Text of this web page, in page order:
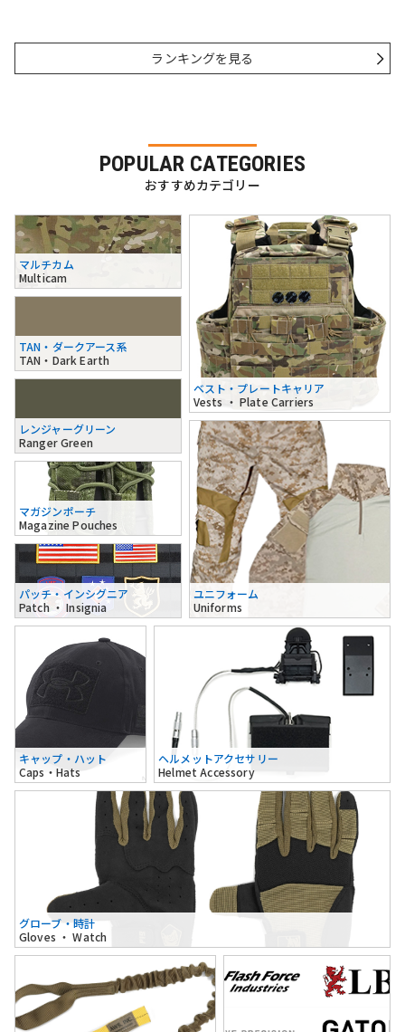
ランキングを見る
POPULAR CATEGORIES
おすすめカテゴリー
マルチカム
Multicam
TAN・ダークアース系
TAN・Dark Earth
レンジャーグリーン
Ranger Green
ベスト・プレートキャリア
Vests ・ Plate Carriers
マガジンポーチ
Magazine Pouches
パッチ・インシグニア
Patch ・ Insignia
ユニフォーム
Uniforms
キャップ・ハット
Caps・Hats
ヘルメットアクセサリー
Helmet Accessory
グローブ・時計
Gloves ・ Watch